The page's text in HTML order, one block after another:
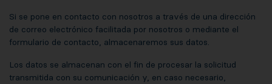
Si se pone en contacto con nosotros a través de una dirección
de correo electrónico facilitada por nosotros o mediante el
formulario de contacto, almacenaremos sus datos.
Los datos se almacenan con el fin de procesar la solicitud
transmitida con su comunicación y, en caso necesario,